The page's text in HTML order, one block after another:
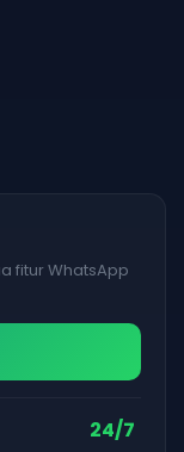
fitur WhatsApp
24/7